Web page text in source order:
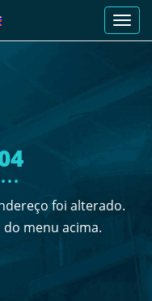
de
foi alterado.
menu acima.